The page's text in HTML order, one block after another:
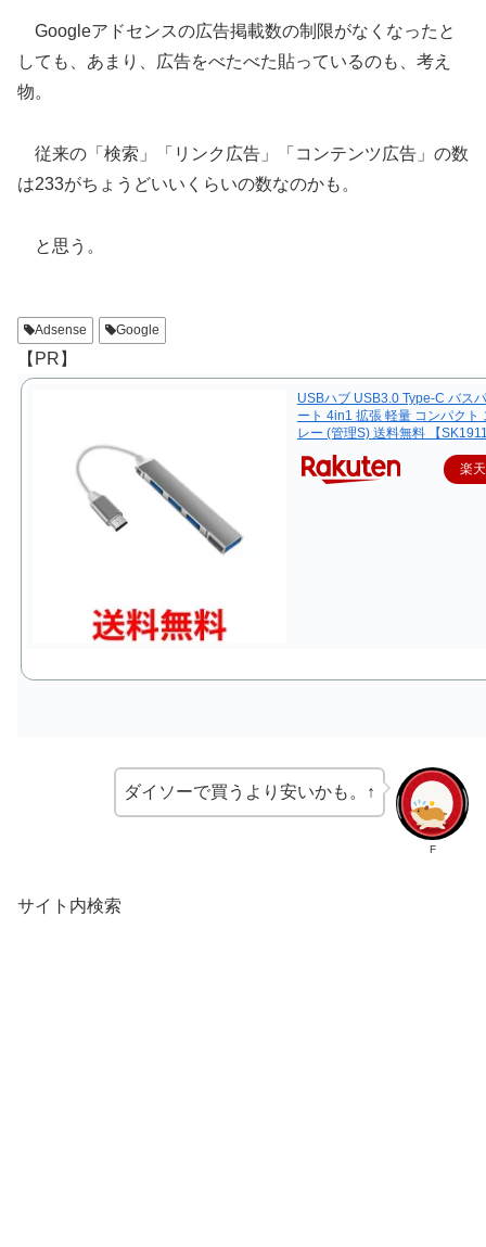
Googleアドセンスの広告掲載数の制限がなくなったと
しても、あまり、広告をべたべた貼っているのも、考え
物。
従来の「検索」「リンク広告」「コンテンツ広告」の数
は233がちょうどいいくらいの数なのかも。
と思う。
Adsense Google
【PR】
USBハブ USB3.0 Type-C バス
ート 4in1 拡張 軽量 コンパクト
レー (管理S) 送料無料 【
楽
F
ダイソーで買うより安いかも。↑
サイト内検索